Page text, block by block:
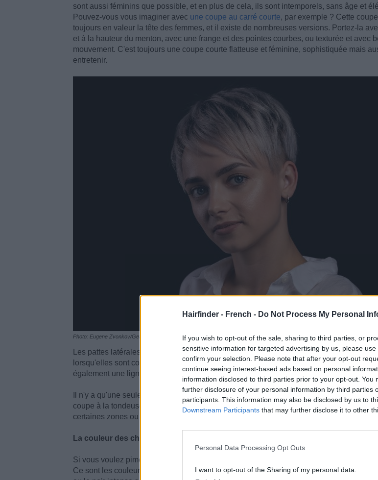
Hairfinder - French - Do Not Process My Personal
If you wish to opt-out of the sale, sharing to third parties, or
sensitive information for targeted advertising by us, please
confirm your selection. Please note that after your opt-out
continue seeing interest-based ads based on personal
information disclosed to third parties prior to your opt-out. You
further disclosure of your personal information by third parties
participants. This information may also be disclosed by us to
Downstream Participants that may further disclose it to other
Personal Data Processing Opt Outs
I want to opt-out of the Sharing of my personal data.
sont aussi féminins que possible, et en plus de cela, ils sont intemporels, sans âge et
Pouvez-vous vous imaginer avec une coupe au carré courte, par exemple ? Cette
toujours en valeur la tête des femmes, et il existe de nombreuses versions. Portez-la
et à la hauteur du menton, avec une frange et des pointes courbes, ou texturée et avec
mouvement. C'est toujours une coupe courte flatteuse et féminine, sophistiquée mais
entretenir.
Photo: Eugene Zvonkov/Getty Images via Canva
Les pattes latérales dans une coupe courte peuvent sembler être un élément plus
lorsqu'elles sont correctement dessinées, elles attirent l'attention survos pommettes et
également une ligne harmonieuse autour de tout votre visage avec une belle frange.
Il n'y a qu'une seule coupe qui pose un défi si vous voulez maintenir une apparence
coupe à la tondeuse. Si vous voulez utiliser une tondeuse, utilisez-la uniquement pour
certaines zones ou obtenir une nuque graduée sexy.
La couleur des cheveux fait la différence
Si vous voulez pimenter votre coiffure courte, optez pour une
Ce sont les couleurs audacieuses qui rendront vos cheveux courts spéciaux. Le blond